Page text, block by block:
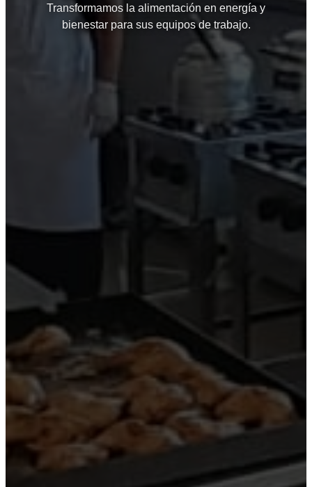
Transformamos la alimentación en energía y
bienestar para sus equipos de trabajo.